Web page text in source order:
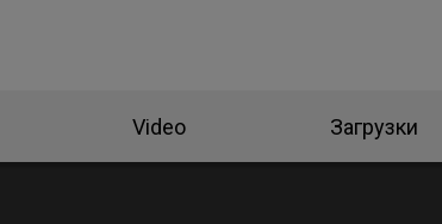
Video Загрузки